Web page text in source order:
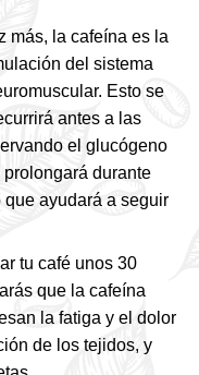
más, la cafeína es la
del sistema
Esto se
antes a las
el glucógeno
durante
que ayudará a seguir
tu café unos 30
que la cafeína
la fatiga y el dolor
de los tejidos, y